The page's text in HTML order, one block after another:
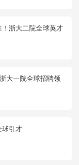
浙大二院全球英才
大一院全球招聘领
球引才